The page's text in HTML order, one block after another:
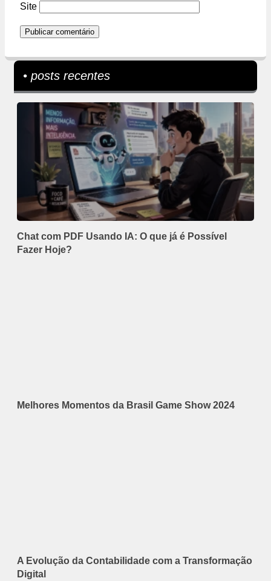
Site
• posts recentes
Chat com PDF Usando IA: O que já é Possível
Fazer Hoje?
Melhores Momentos da Brasil Game Show 2024
A Evolução da Contabilidade com a Transformação
Digital